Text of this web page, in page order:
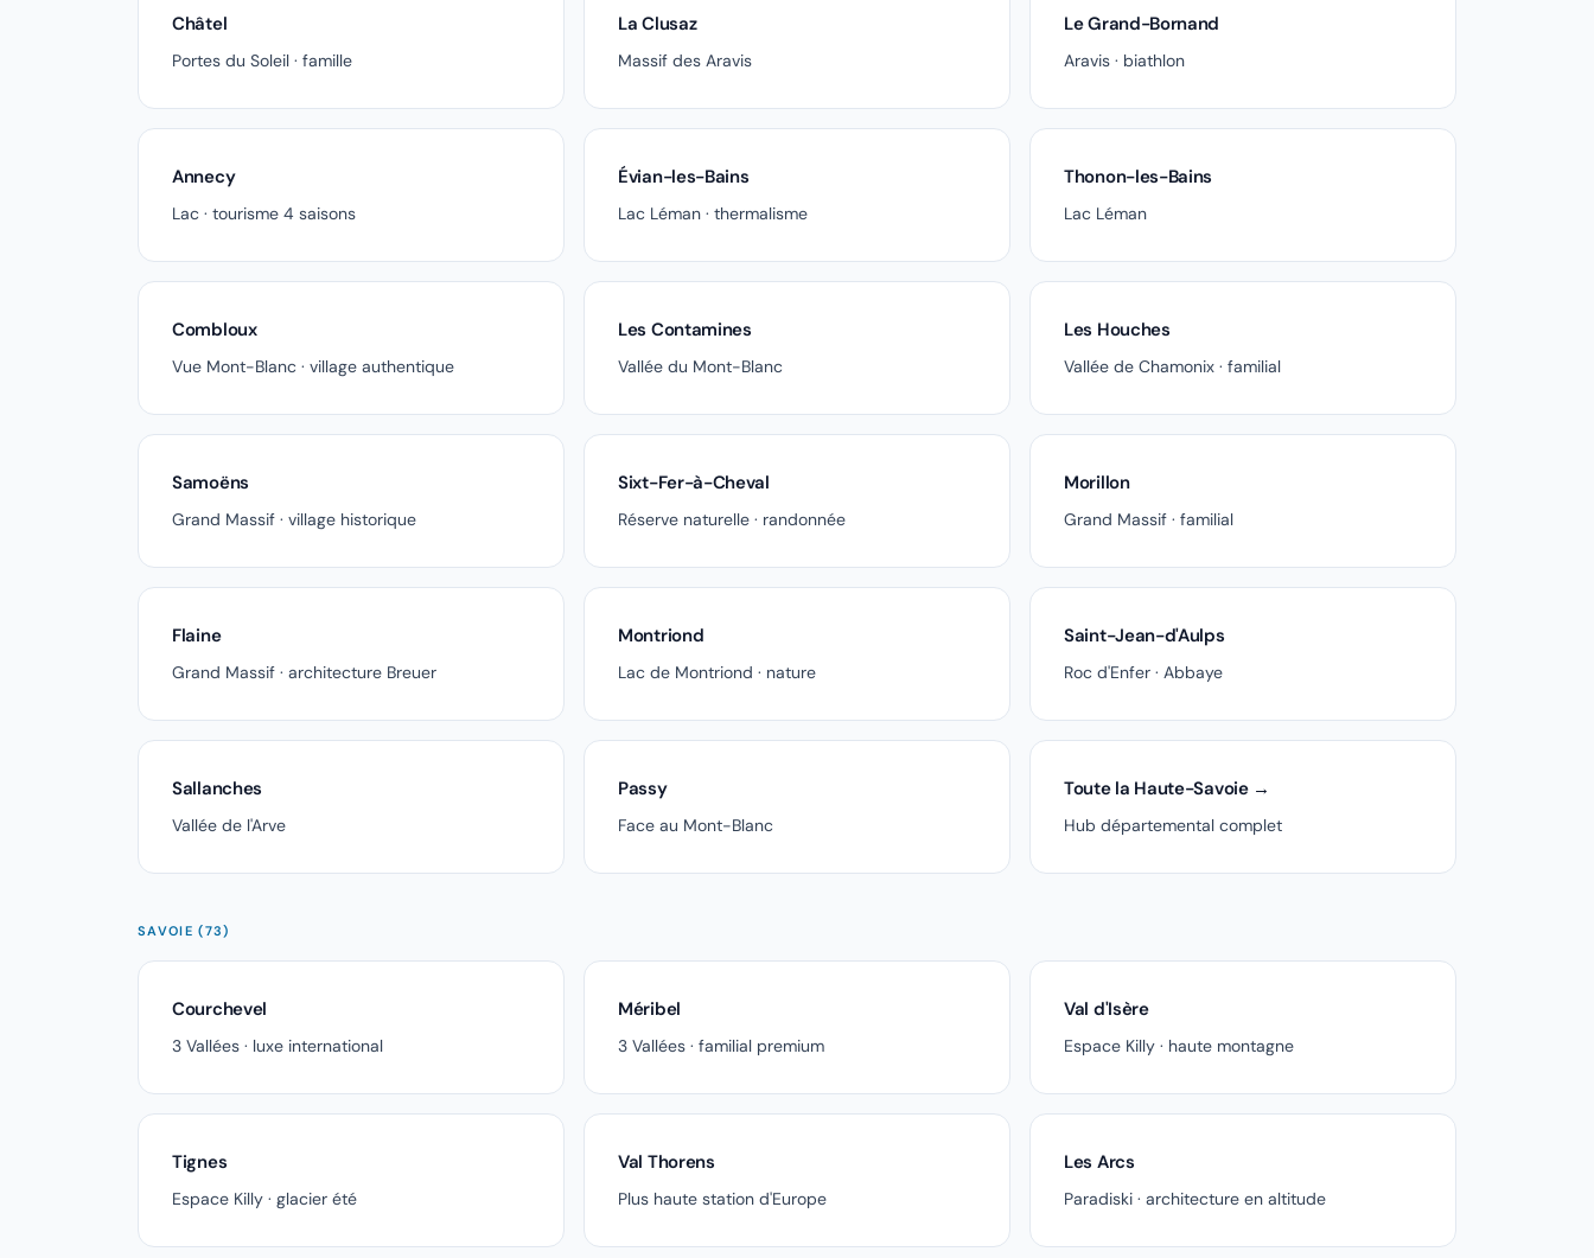
Châtel
Portes du Soleil · famille
La Clusaz
Massif des Aravis
Le Grand-Bornand
Aravis · biathlon
Annecy
Lac · tourisme 4 saisons
Évian-les-Bains
Lac Léman · thermalisme
Thonon-les-Bains
Lac Léman
Combloux
Vue Mont-Blanc · village authentique
Les Contamines
Vallée du Mont-Blanc
Les Houches
Vallée de Chamonix · familial
Samoëns
Grand Massif · village historique
Sixt-Fer-à-Cheval
Réserve naturelle · randonnée
Morillon
Grand Massif · familial
Flaine
Grand Massif · architecture Breuer
Montriond
Lac de Montriond · nature
Saint-Jean-d'Aulps
Roc d'Enfer · Abbaye
Sallanches
Vallée de l'Arve
Passy
Face au Mont-Blanc
Toute la Haute-Savoie →
Hub départemental complet
SAVOIE (73)
Courchevel
3 Vallées · luxe international
Méribel
3 Vallées · familial premium
Val d'Isère
Espace Killy · haute montagne
Tignes
Espace Killy · glacier été
Val Thorens
Plus haute station d'Europe
Les Arcs
Paradiski · architecture en altitude